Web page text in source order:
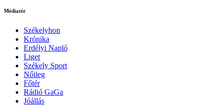
Médiatér
Székelyhon
Krónika
Erdélyi Napló
Liget
Székely Sport
Nőileg
Főtér
Rádió GaGa
Jóállás